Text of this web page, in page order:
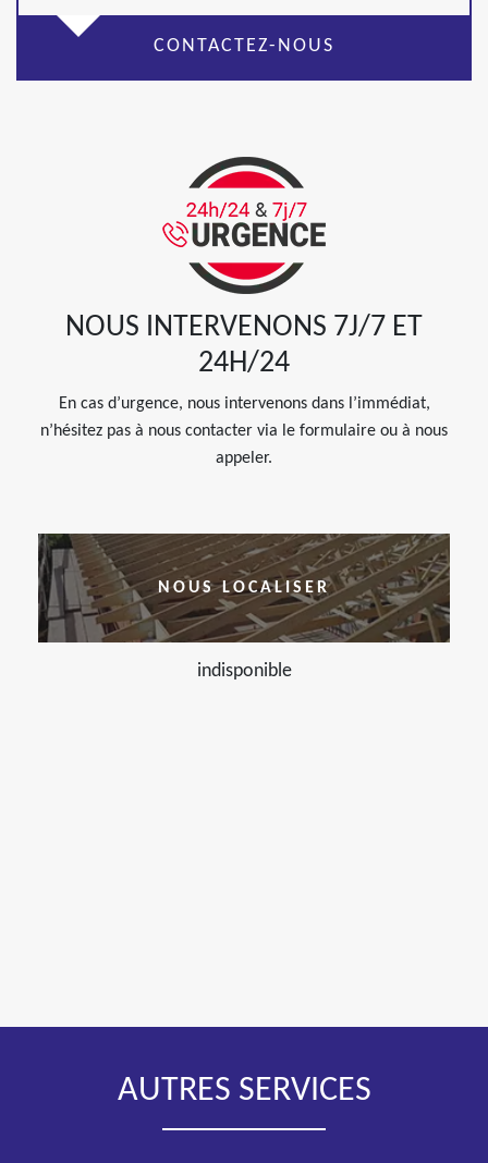
CONTACTEZ-NOUS
NOUS INTERVENONS 7J/7 ET
24H/24
En cas d’urgence, nous intervenons dans l’immédiat,
n’hésitez pas à nous contacter via le formulaire ou à nous
appeler.
NOUS LOCALISER
indisponible
AUTRES SERVICES